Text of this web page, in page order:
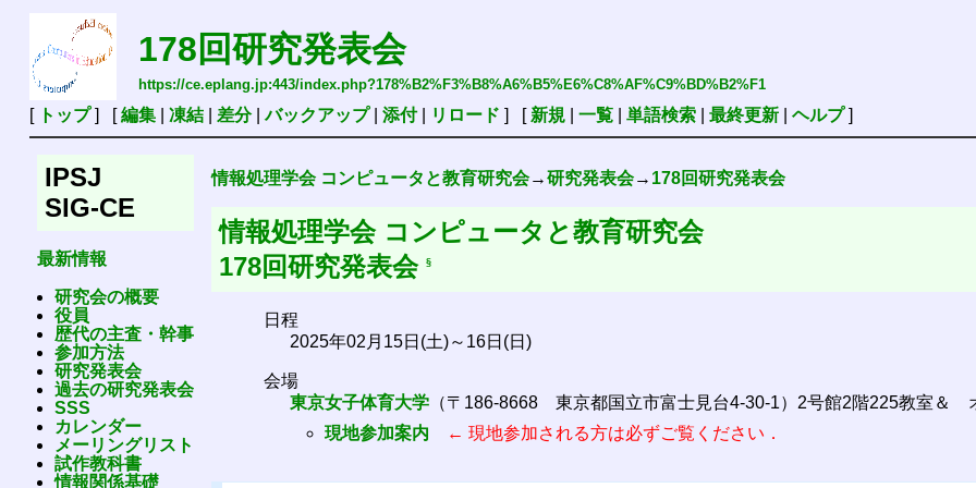
178回研究発表会
https://ce.eplang.jp:443/index.php?178%B2%F3%B8%A6%B5%E6%C8%AF%C9%BD%B2%F1
[ トップ] [編集| 凍結| 差分|バックアップ| 添付| リロード ] [ 新規| 一覧| 単語検索| 最終更新| ヘルプ]
IPSJ
SIG-CE
最新情報
研究会の概要
役員
歴代の主査・幹事
参加方法
研究発表会
過去の研究発表会
SSS
カレンダー
メーリングリスト
試作教科書
情報関係基礎
情報処理学会 コンピュータと教育研究会→研究発表会→ 178回研究発表会
情報処理学会 コンピュータと教育研究会
178回研究発表会
§
日程
2025年02月15日(土)～16日(日)
会場
東京女子体育大学（〒186-8668 東京都国立市富士見台4-30-1）2号館2階225教室＆
現地参加案内 ← 現地参加される方は必ずご覧ください．